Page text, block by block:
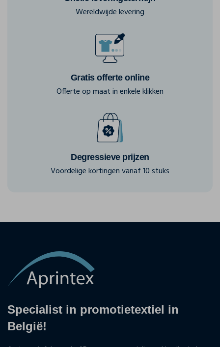
Wereldwijde levering
Gratis offerte online
Offerte op maat in enkele klikken
Degressieve prijzen
Voordelige kortingen vanaf 10 stuks
Specialist in promotietextiel in
België!